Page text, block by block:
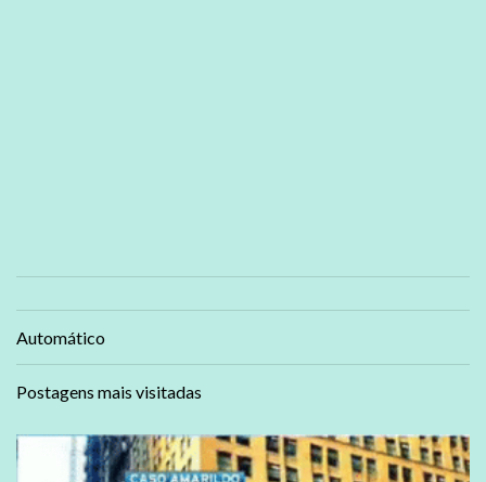
Automático
Postagens mais visitadas